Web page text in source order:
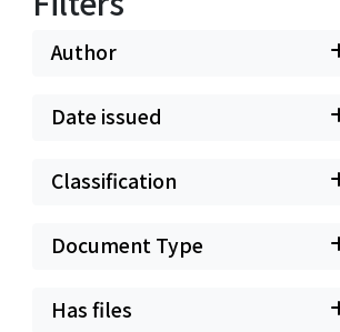
Author
Date issued
Classification
Document Type
Has files